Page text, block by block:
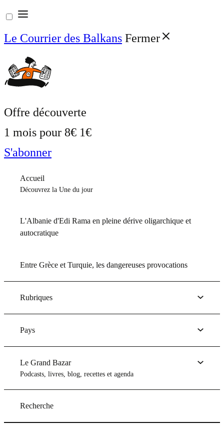
Aller
au
contenu
Le Courrier des Balkans Fermer
Offre découverte
1 mois pour 8€ 1€
S'abonner
Accueil
Découvrez la Une du jour
L'Albanie d'Edi Rama en pleine dérive oligarchique et
autocratique
Entre Grèce et Turquie, les dangereuses provocations
Rubriques
Pays
Le Grand Bazar
Podcasts, livres, blog, recettes et agenda
Recherche